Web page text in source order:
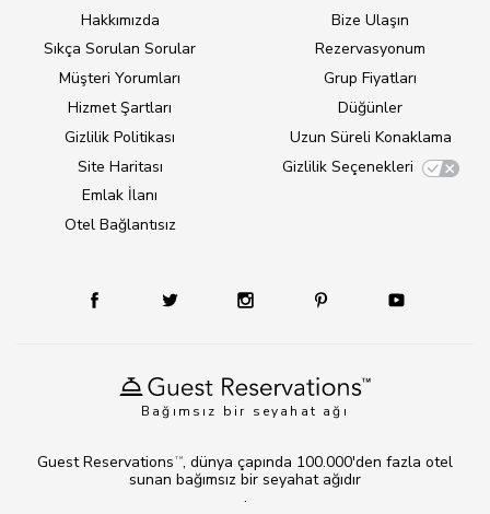
Bağımsız bir seyahat ağı
Hakkımızda
Sıkça Sorulan Sorular
Müşteri Yorumları
Hizmet Şartları
Gizlilik Politikası
Site Haritası
Emlak İlanı
Otel Bağlantısız
Bize Ulaşın
Rezervasyonum
Grup Fiyatları
Düğünler
Uzun Süreli Konaklama
Gizlilik Seçenekleri
Guest Reservations TM, dünya çapında 100.000'den fazla otel
sunan bağımsız bir seyahat ağıdır
.